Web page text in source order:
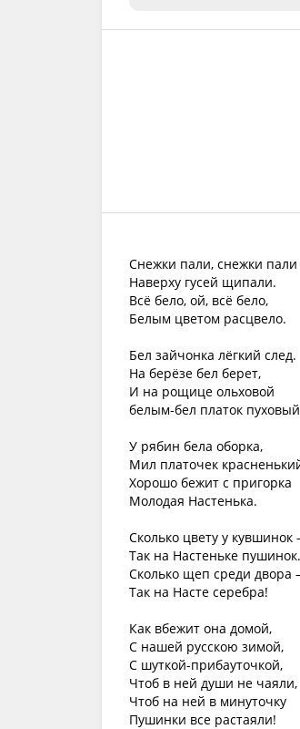
Снежки пали, снежки
Наверху гусей щипали.
Всё бело, ой, всё бело,
Белым цветом расцвело.
Бел зайчонка лёгкий след.
На берёзе бел берет,
И на рощице ольховой
белым-бел платок
У рябин бела оборка,
Мил платочек
Хорошо бежит с пригорка
Молодая Настенька.
Сколько цвету у
Так на Настеньке пушинок.
Сколько щеп среди двора
Так на Насте серебра!
Как вбежит она домой,
С нашей русскою зимой,
С шуткой-прибауточкой,
Чтоб в ней души не чаяли,
Чтоб на ней в минуточку
Пушинки все растаяли!